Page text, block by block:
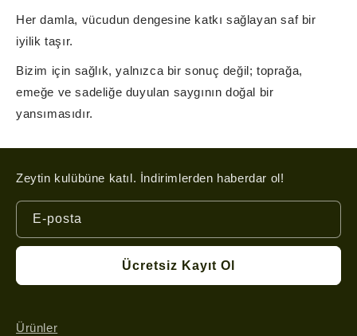
Her damla, vücudun dengesine katkı sağlayan saf bir
iyilik taşır.
Bizim için sağlık, yalnızca bir sonuç değil; toprağa,
emeğe ve sadeliğe duyulan saygının doğal bir
yansımasıdır.
Zeytin kulübüne katıl. İndirimlerden haberdar ol!
E-posta
Ücretsiz Kayıt Ol
Ürünler